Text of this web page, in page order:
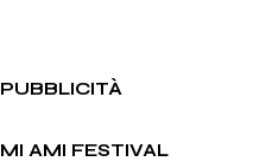
PUBBLICITÀ
MI AMI FESTIVAL